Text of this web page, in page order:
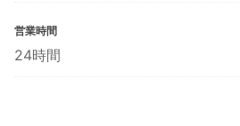
営業時間
24時間